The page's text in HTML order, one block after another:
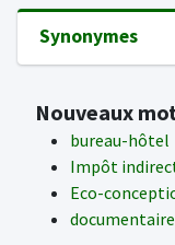
Synonymes
Nouveaux
bureau-hôtel
Impôt
Eco-
documentaire